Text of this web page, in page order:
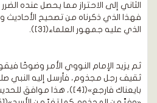
الثاني إلى الاحتراز مما يحصل عنده
فهذا الذي ذكرناه من تصحيح الأحاديث
الذي عليه جمهور العلماء([3]).
ثم يزيد الإمام النووي الأمر وضوحًا
ثقيف رجل مجذوم، فأرسل إليه النبي
بايعناك فارجع»([4])، هذا